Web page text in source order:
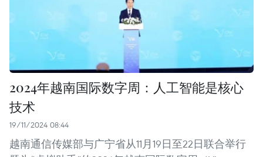
2024年越南国际数字周：人工智能是核心
技术
19/11/2024 08:44
越南通信传媒部与广宁省从11月19日至22日联合举行